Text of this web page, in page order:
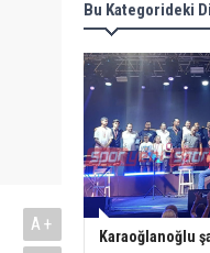
A+
Bu Kategorideki
Karaoğlanoğlu